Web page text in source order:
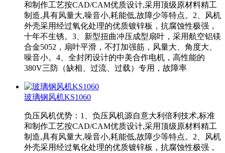
和制作工艺按CAD/CAM优质设计,采用顶级原材料精工
制造,具有风量大,噪音小,耗能低,故障少等特点。2、风机
外壳采用经过氧化处理的优质镀锌板，抗腐蚀性极强，
十年不生锈。3、新型扭曲冲压成型扇叶，采用航空铝镁
合金5052，扇叶平滑，不打加强筋，风量大、角度大、
噪音小。4、全封闭设计的中美合作电机，高性能的
380V三防（缺相、过流、过载）专用，故障率
玻璃钢风机KS1060
负压风机优势：1、负压风机源自意大利倍利技术,标准
和制作工艺按CAD/CAM优质设计,采用顶级原材料精工
制造,具有风量大,噪音小,耗能低,故障少等特点。2、风机
外壳采用经过氧化处理的优质镀锌板，抗腐蚀性极强，